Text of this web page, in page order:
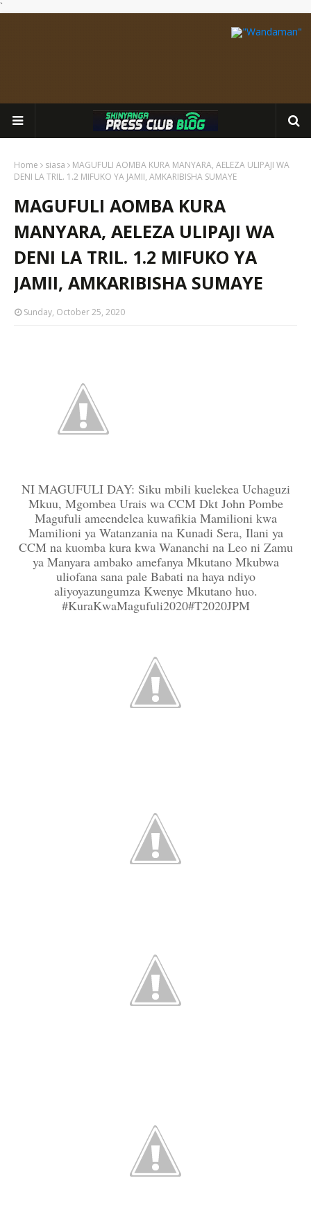
`
Home siasa
MAGUFULI AOMBA KURA MANYARA, AELEZA ULIPAJI WA
DENI LA TRIL. 1.2 MIFUKO YA JAMII, AMKARIBISHA SUMAYE
MAGUFULI AOMBA KURA
MANYARA, AELEZA ULIPAJI WA
DENI LA TRIL. 1.2 MIFUKO YA
JAMII, AMKARIBISHA SUMAYE
Sunday, October 25, 2020
NI MAGUFULI DAY: Siku mbili kuelekea Uchaguzi
Mkuu, Mgombea Urais wa CCM Dkt John Pombe
Magufuli ameendelea kuwafikia Mamilioni kwa
Mamilioni ya Watanzania na Kunadi Sera, Ilani ya
CCM na kuomba kura kwa Wananchi na Leo ni Zamu
ya Manyara ambako amefanya Mkutano Mkubwa
uliofana sana pale Babati na haya ndiyo
aliyoyazungumza Kwenye Mkutano huo.
#KuraKwaMagufuli2020#T2020JPM